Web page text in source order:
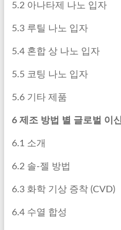
5.2 아나타제 나노 입자
5.3 루틸 나노 입자
5.4 혼합 상 나노 입자
5.5 코팅 나노 입자
5.6 기타 제품
6 제조 방법 별 글로벌 이
6.1 소개
6.2 솔-젤 방법
6.3 화학 기상 증착 (CVD)
6.4 수열 합성